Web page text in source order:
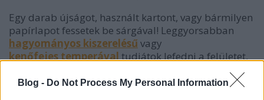
Blog - Do Not Process My Personal Information
Egy darab újságot, használt kartont, vagy bármilyen
papírlapot fessetek be sárgával! Leggyorsabban
hagyományos kiszerelésű vagy
kenőfejes temperával tudjátok lefedni a felületet,
dolgotok van, ha mintás vagy feliratos lapot